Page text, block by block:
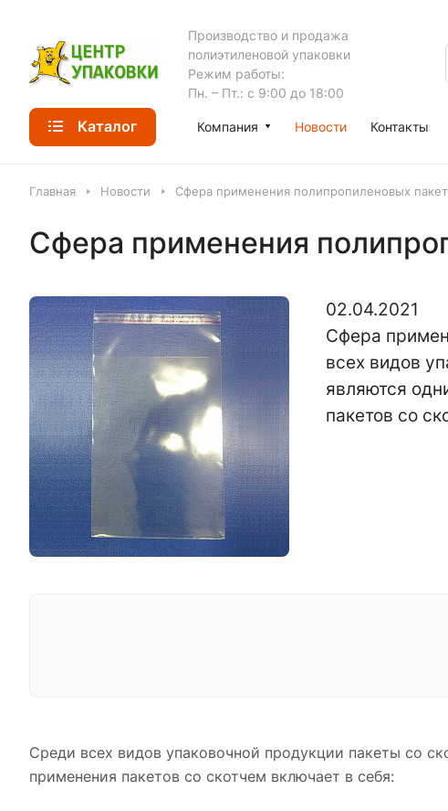
Производство и продажа
полиэтиленовой упаковки
Режим работы:
Пн. – Пт.: с 9:00 до 18:00
Каталог Компания Новости Контакты
Главная Новости Сфера применения полипропиленовых
Сфера применения
02.04.2021
Сфера
всех видов
являются
пакетов со
Среди всех видов упаковочной продукции пакеты со
применения пакетов со скотчем включает в себя: